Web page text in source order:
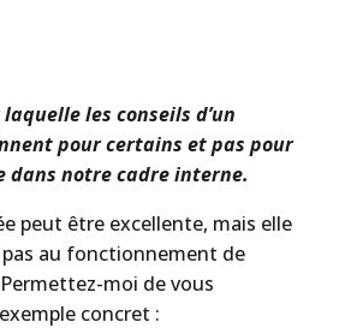
les conseils d’un
pour certains et pas pour
dans notre cadre interne.
peut être excellente, mais elle
au fonctionnement de
moi de vous
concret :